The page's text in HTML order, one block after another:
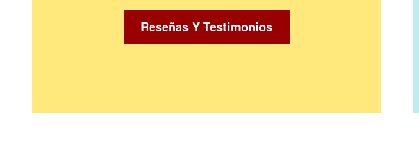
Reseñas Y Testimonios